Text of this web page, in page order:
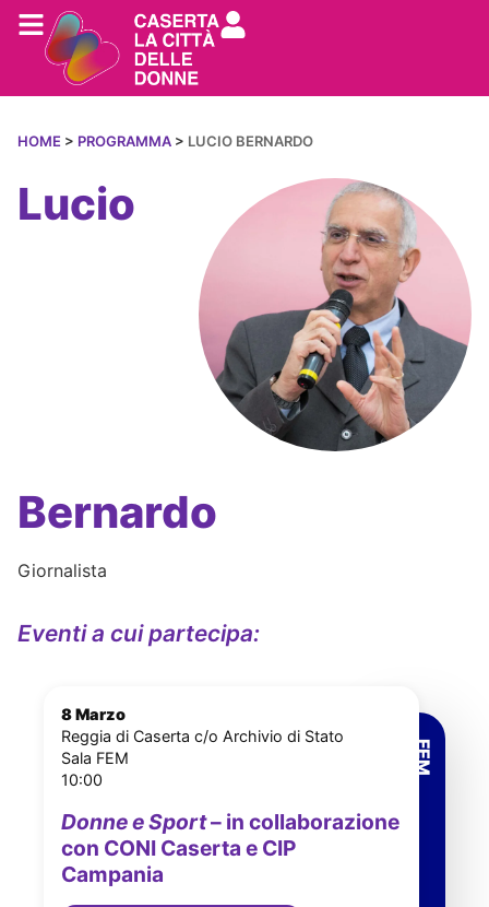
HOME > PROGRAMMA > LUCIO BERNARDO
Lucio
Bernardo
Giornalista
Eventi a cui partecipa:
8 Marzo
Reggia di Caserta c/o Archivio di Stato
Sala FEM
10:00
Donne e Sport– in collaborazione
con CONI Caserta e CIP
Campania